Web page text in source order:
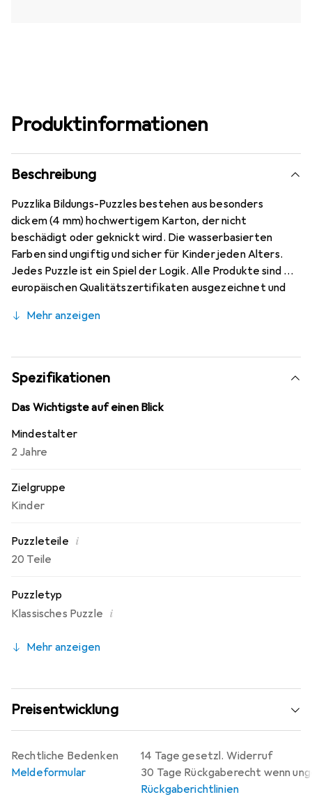
Produktinformationen
Beschreibung
Puzzlika Bildungs-Puzzles bestehen aus besonders
dickem (4 mm) hochwertigem Karton, der nicht
beschädigt oder geknickt wird. Die wasserbasierten
Farben sind ungiftig und sicher für Kinder jeden Alters.
Jedes Puzzle ist ein Spiel der Logik. Alle Produkte sind mit
europäischen Qualitätszertifikaten ausgezeichnet und
entwickelt. Jedes Set kommt in einer Röhre oder Box,
des Spiels besteht darin, mit Logik das Puzzle korrekt
zusammenzusetzen. Die Hauptaufgabe ist nicht nur, die
Puzzles zusammenzusetzen, sondern das Lernen Ihres
Kindes einfach und unterhaltsam zu gestalten. Dieses
Finger, die Koordination der Bewegungen und die
gleichzeitige Nutzung beider Hände zu entwickeln, die
Vorstellungskraft, assoziative Fähigkeiten, Gedächtnis
und Aufmerksamkeit, räumliches und logisches Denken,
Durchhaltevermögen und viele andere nützliche
Fähigkeiten.
Mehr anzeigen
Spezifikationen
Das Wichtigste auf einen Blick
Mindestalter
2 Jahre
Zielgruppe
Kinder
Puzzleteile i
20 Teile
Puzzletyp
Klassisches Puzzle i
Mehr anzeigen
Preisentwicklung
14 Tage gesetzl. Widerruf
30 Tage Rückgaberecht wenn
Rückgaberichtlinien
Rechtliche Bedenken
Meldeformular